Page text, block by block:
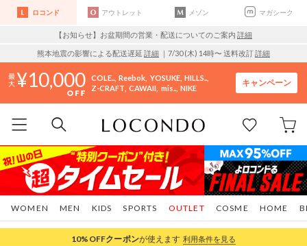
ロコンド アウトレット メゾン マガシーク
【お知らせ】お盆期間の営業・配送についてのご案内 詳細
熊本地震の影響による配送遅延 詳細 ｜7/30 (木) 14時〜 送料改訂詳細
10,000 COLE.. Reebok YOSUKE HILLS..
Z-CRAFT CAWAII mis.. NIKE
キャンペーン
WOMEN MEN KIDS SPORTS COSME HOME
OUTLET
10%OFFクーポンが使えます 利用条件を見る